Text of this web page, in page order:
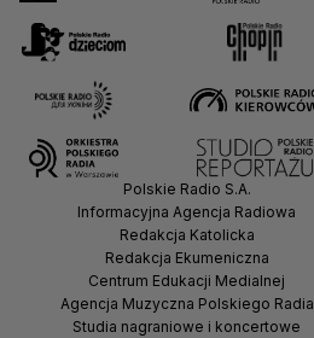
Polskie Radio S.A.
Informacyjna Agencja Radiowa
Redakcja Katolicka
Redakcja Ekumeniczna
Centrum Edukacji Medialnej
Agencja Muzyczna Polskiego Radia
Studia nagraniowe i koncertowe